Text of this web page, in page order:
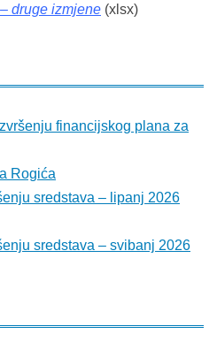
druge izmjene (xlsx)
financijskog plana za
Rogića
sredstava – lipanj 2026
sredstava – svibanj 2026